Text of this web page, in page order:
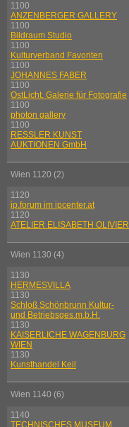
1100
ANZENBERGER GALLERY
1100
Bildraum Studio
1100
Kulturverband Favoriten
1100
JOHANNES FABER
1100
OstLicht. Galerie für Fotografie
1100
photon gallery
1100
RESSLER KUNST
AUKTIONEN GmbH
Wien 1120 (2)
1120
ip.forum im ipcenter.at
1120
ATELIER ELISABETH OLIVIER
Wien 1130 (4)
1130
HERMESVILLA
1130
Schloß Schönbrunn Kultur-
und Betriebsges.m.b.H.
1130
KAISERLICHE WAGENBURG
WIEN
1130
Kunsthandel Keil
Wien 1140 (6)
1140
TECHNISCHES MUSEUM